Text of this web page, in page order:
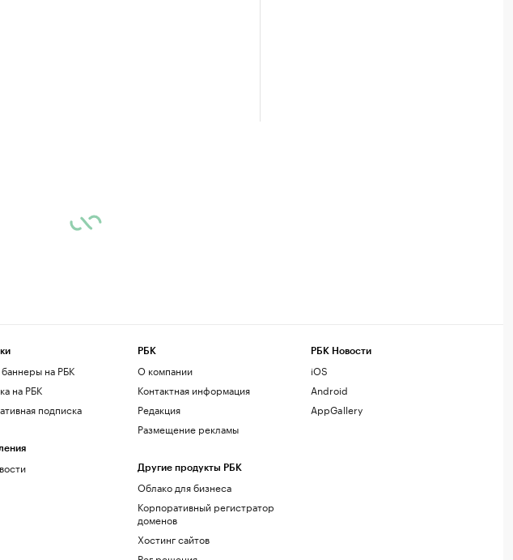
на РБК
на РБК
подписка
РБК
О компании
Контактная информация
Редакция
Размещение рекламы
Другие продукты РБК
Облако для бизнеса
Корпоративный регистратор
доменов
Хостинг сайтов
РБК Новости
iOS
Android
AppGallery